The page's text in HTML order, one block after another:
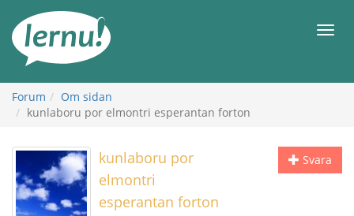
sidans
innehåll
Meny
Forum
Om sidan
kunlaboru por elmontri esperantan forton
Svara
kunlaboru por
elmontri
esperantan forton